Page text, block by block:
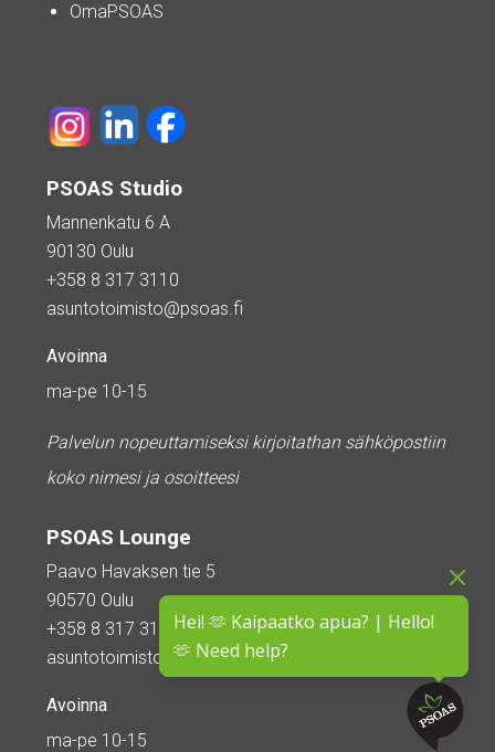
Hei! 🫶 Kaipaatko apua? | Hello!
🫶 Need help?
OmaPSOAS
PSOAS Studio
Mannenkatu 6 A
90130 Oulu
+358 8 317 3110
asuntotoimisto@psoas.fi
Avoinna
ma-pe 10-15
Palvelun nopeuttamiseksi kirjoitathan sähköpostiin
koko nimesi ja osoitteesi
PSOAS Lounge
Paavo Havaksen tie 5
90570 Oulu
+358 8 317 3110
asuntotoimisto@psoas.fi
Avoinna
ma-pe 10-15